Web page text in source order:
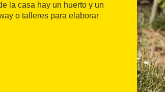
la casa hay un huerto y un
o talleres para elaborar